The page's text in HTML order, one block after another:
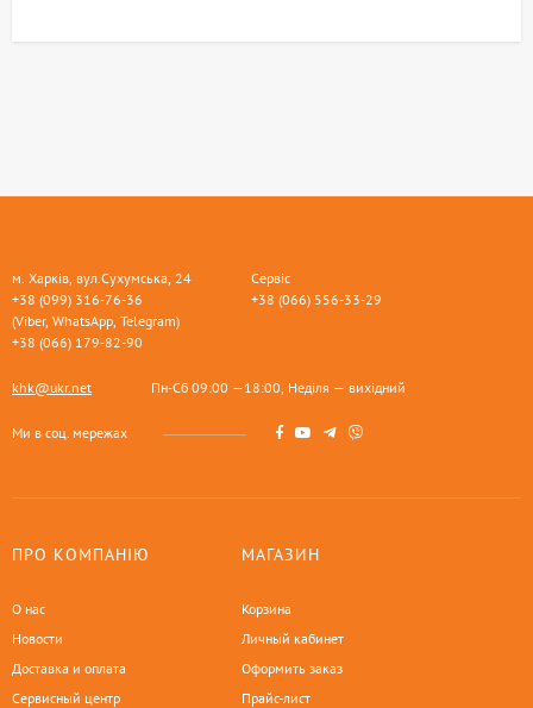
м. Харків, вул.Сухумська, 24
+38 (099) 316-76-36
(Viber, WhatsApp, Telegram)
+38 (066) 179-82-90
Сервіс
+38 (066) 556-33-29
khk@ukr.net Пн-Сб 09:00 —18:00, Неділя — вихідний
Ми в соц. мережах
ПРО КОМПАНІЮ
О нас
Новости
Доставка и оплата
Сервисный центр
МАГАЗИН
Корзина
Личный кабинет
Оформить заказ
Прайс-лист